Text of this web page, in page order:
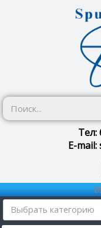
Тел:
E-
Выбрать категорию